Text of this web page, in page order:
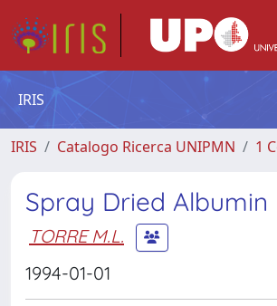
IRIS
IRIS Catalogo Ricerca UNIPMN 1
Spray Dried
TORRE M.L.
1994-01-01